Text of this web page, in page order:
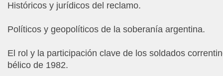
Históricos y jurídicos del reclamo.
Políticos y geopolíticos de la soberanía argentina.
El rol y la participación clave de los soldados
bélico de 1982.